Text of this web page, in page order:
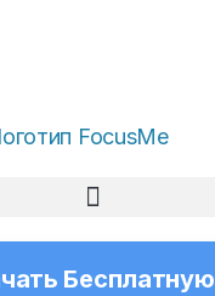
Бесплатную